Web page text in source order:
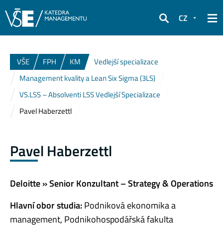
Hledat
CZ
VŠE FPH KM
Vedlejší specializace
Management kvality a Lean Six Sigma (3LS)
VS.LSS – Absolventi LSS Vedlejší Specializace
Pavel Haberzettl
Pavel Haberzettl
Deloitte» Senior Konzultant – Strategy & Operations
Hlavní obor studia:Podniková ekonomika a
management, Podnikohospodářská fakulta